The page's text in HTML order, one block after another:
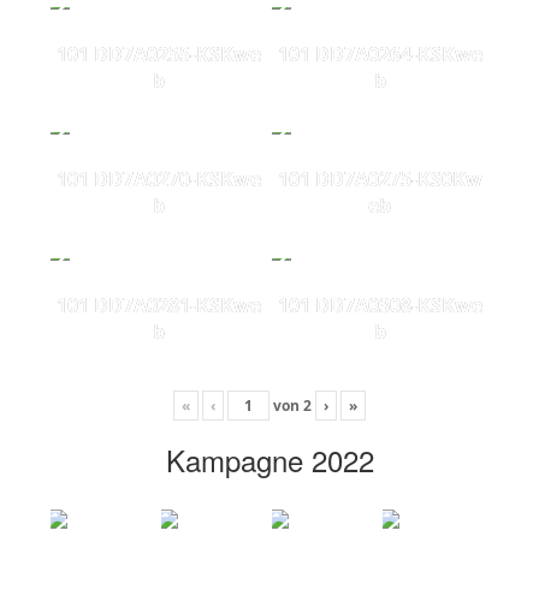
101 DD7A0255-KSKwe
b
101 DD7A0264-KSKwe
b
101 DD7A0270-KSKwe
b
101 DD7A0275-KS0Kw
eb
101 DD7A0281-KSKwe
b
101 DD7A0308-KSKwe
b
« ‹ von 2 › »
Kampagne 2022